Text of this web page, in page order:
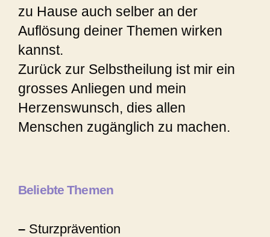
zu Hause auch selber an der
Auflösung deiner Themen wirken
kannst.
Zurück zur Selbstheilung ist mir ein
grosses Anliegen und mein
Herzenswunsch, dies allen
Menschen zugänglich zu machen.
Beliebte Themen
– Sturzprävention